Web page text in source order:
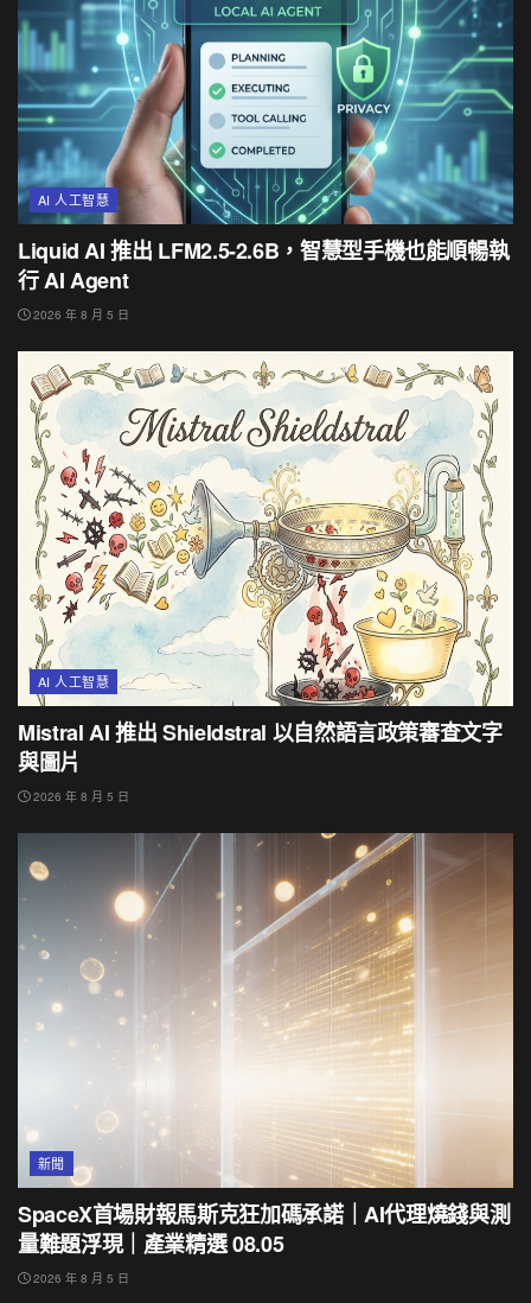
AI 人工智慧
Liquid AI 推出 LFM2.5-2.6B，智慧型手機也能順暢執
行 AI Agent
2026 年 8 月 5 日
AI 人工智慧
Mistral AI 推出 Shieldstral 以自然語言政策審查文字
與圖片
2026 年 8 月 5 日
新聞
SpaceX首場財報馬斯克狂加碼承諾｜AI代理燒錢與測
量難題浮現｜產業精選 08.05
2026 年 8 月 5 日